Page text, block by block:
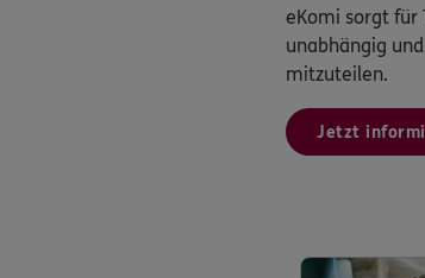
eKomi sorgt für
unabhängig
mitzuteilen.
Jetzt